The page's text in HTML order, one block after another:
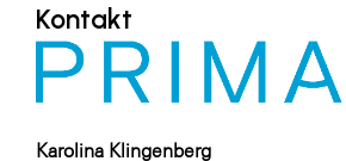
Kontakt
Karolina Klingenberg